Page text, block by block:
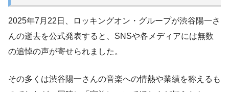
2025年7月22日、ロッキングオン・グループが渋谷陽一さ
んの逝去を公式発表すると、SNSや各メディアには無数
の追悼の声が寄せられました。
その多くは渋谷陽一さんの音楽への情熱や業績を称えるも